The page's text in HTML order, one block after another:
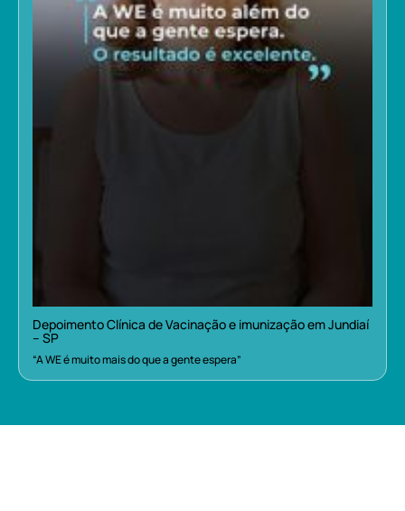
Depoimento Clínica de Vacinação e imunização em Jundiaí
– SP
“A WE é muito mais do que a gente espera”